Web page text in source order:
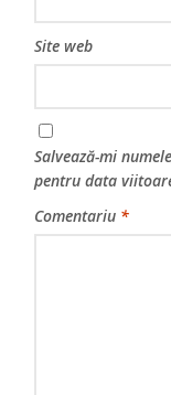
Site web
Salvează-mi
pentru data
Comentariu *